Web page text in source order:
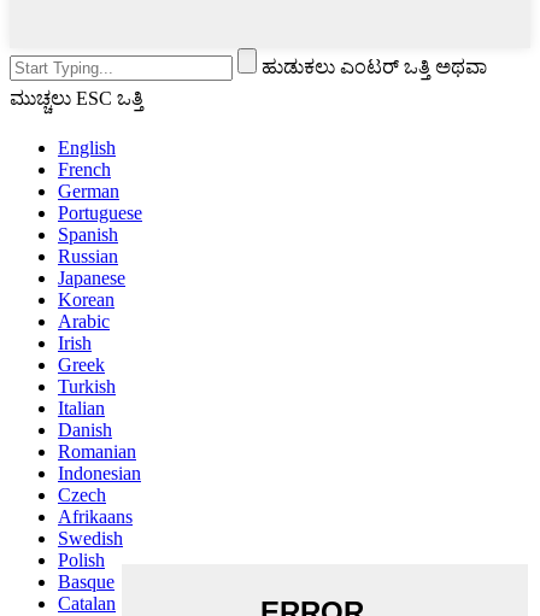
ಹುಡುಕಲು ಎಂಟರ್ ಒತ್ತಿ ಅಥವಾ
ಮುಚ್ಚಲು ESC ಒತ್ತಿ
English
French
German
Portuguese
Spanish
Russian
Japanese
Korean
Arabic
Irish
Greek
Turkish
Italian
Danish
Romanian
Indonesian
Czech
Afrikaans
Swedish
Polish
Basque
Catalan